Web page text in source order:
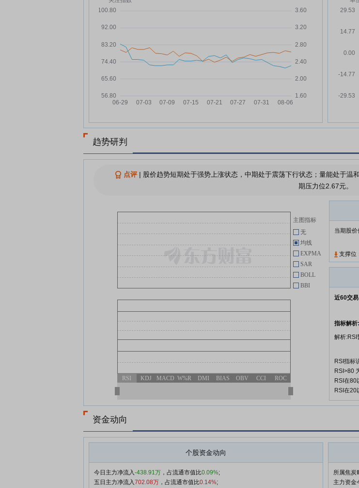
07-25
07-24
宝泰隆：融资净偿还193.49万
元，融资余额1.62亿元
07-22
元，融资余额1.64亿元
07-22
9股净流出资金超千万元
07-21
宝泰隆：融资净偿还81.26万元，
融资余额1.69亿元
司关于焦炉启动的公告
司独立董事提名人声明与
宝泰隆:宝泰隆新材料股
司第六届董事会第三十
公告
宝泰隆:宝泰隆新材料股
人员薪酬方案
司董事会提名委员会关
培育
05-28
宝泰隆:宝泰隆新材料股
司关于召开2025年年度
司独立董事候选人声明与
明慧
宝泰隆:宝泰隆新材料股
念
宝泰隆:宝泰隆新材料股
司关于参加黑龙江辖区
宝泰隆:宝泰隆新材料股
04-25
趋势研判
点评| 股价趋势短期处于强势上涨状态，中期处于震荡下行状态；量能处于
期压力位2.67元。
当期股
支撑
近60交易
指标解析:
解析:RSI
RSI指标
RSI>80
RSI在80
RSI在20
主图指标
无
均线
EXPMA
SAR
BOLL
BBI
RSI KDJ MACD W%R DMI BIAS OBV CCI ROC
资金动向
个股资金动向
今日主力净流入-438.91万 ，占流通市值比0.09%;
五日主力净流入702.08万 ，占流通市值比0.14%;
所属焦炭
主力资金